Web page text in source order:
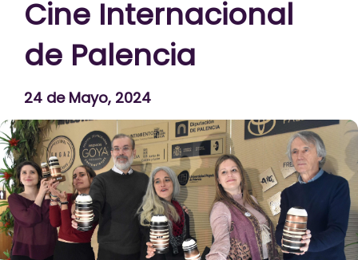
Cine Internacional
de Palencia
24 de Mayo, 2024